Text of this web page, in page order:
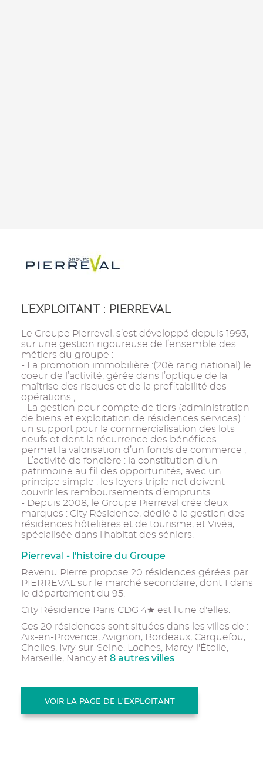
L'EXPLOITANT : PIERREVAL
Le Groupe Pierreval, s’est développé depuis 1993,
sur une gestion rigoureuse de l’ensemble des
métiers du groupe :
- La promotion immobilière :(20è rang national) le
coeur de l’activité, gérée dans l’optique de la
maîtrise des risques et de la profitabilité des
opérations ;
- La gestion pour compte de tiers (administration
de biens et exploitation de résidences services) :
un support pour la commercialisation des lots
neufs et dont la récurrence des bénéfices
permet la valorisation d’un fonds de commerce ;
- L’activité de foncière : la constitution d’un
patrimoine au fil des opportunités, avec un
principe simple : les loyers triple net doivent
couvrir les remboursements d’emprunts.
- Depuis 2008, le Groupe Pierreval crée deux
marques : City Résidence, dédié à la gestion des
résidences hôtelières et de tourisme, et Vivéa,
spécialisée dans l'habitat des séniors.
Pierreval - l'histoire du Groupe
Revenu Pierre propose 20 résidences gérées par
PIERREVAL sur le marché secondaire, dont 1 dans
le département du 95.
City Résidence Paris CDG 4★ est l'une d'elles.
Ces 20 résidences sont situées dans les villes de :
Aix-en-Provence, Avignon, Bordeaux, Carquefou,
Chelles, Ivry-sur-Seine, Loches, Marcy-l'Étoile,
Marseille, Nancy et 8 autres villes.
VOIR LA PAGE DE L'EXPLOITANT